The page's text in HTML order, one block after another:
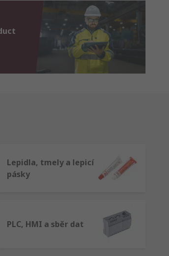
Lepidla, tmely a lepicí
pásky
PLC, HMI a sběr dat